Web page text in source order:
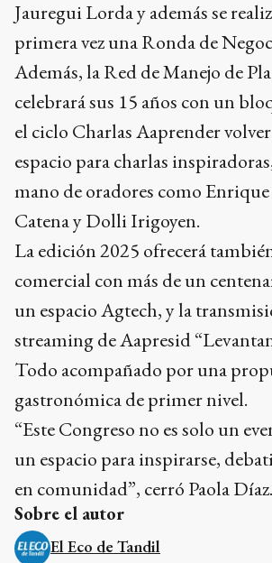
Jauregui Lorda y además se
primera vez una Ronda de
Además, la Red de Manejo de
celebrará sus 15 años con un
el ciclo Charlas Aaprender
espacio para charlas
mano de oradores como
Catena y Dolli Irigoyen.
La edición 2025 ofrecerá
comercial con más de un
un espacio Agtech, y la
streaming de Aapresid
Todo acompañado por una
gastronómica de primer nivel.
“Este Congreso no es solo un
un espacio para inspirarse,
en comunidad”, cerró Paola Díaz.
Sobre el autor
El Eco de Tandil